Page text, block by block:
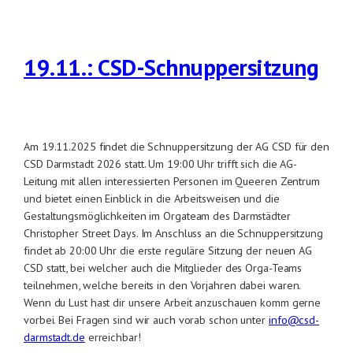
19.11.: CSD-Schnuppersitzung
Am 19.11.2025 findet die Schnuppersitzung der AG CSD für den
CSD Darmstadt 2026 statt. Um 19:00 Uhr trifft sich die AG-
Leitung mit allen interessierten Personen im Queeren Zentrum
und bietet einen Einblick in die Arbeitsweisen und die
Gestaltungsmöglichkeiten im Orgateam des Darmstädter
Christopher Street Days. Im Anschluss an die Schnuppersitzung
findet ab 20:00 Uhr die erste reguläre Sitzung der neuen AG
CSD statt, bei welcher auch die Mitglieder des Orga-Teams
teilnehmen, welche bereits in den Vorjahren dabei waren.
Wenn du Lust hast dir unsere Arbeit anzuschauen komm gerne
vorbei. Bei Fragen sind wir auch vorab schon unter info@csd-
darmstadt.de erreichbar!